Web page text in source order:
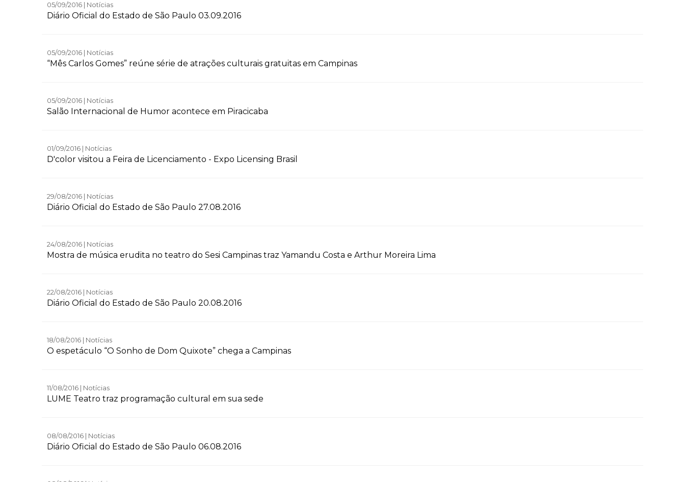
05/09/2016 | Notícias
Diário Oficial do Estado de São Paulo 03.09.2016
05/09/2016 | Notícias
“Mês Carlos Gomes” reúne série de atrações culturais gratuitas em Campinas
05/09/2016 | Notícias
Salão Internacional de Humor acontece em Piracicaba
01/09/2016 | Notícias
D'color visitou a Feira de Licenciamento - Expo Licensing Brasil
29/08/2016 | Notícias
Diário Oficial do Estado de São Paulo 27.08.2016
24/08/2016 | Notícias
Mostra de música erudita no teatro do Sesi Campinas traz Yamandu Costa e Arthur Moreira Lima
22/08/2016 | Notícias
Diário Oficial do Estado de São Paulo 20.08.2016
18/08/2016 | Notícias
O espetáculo “O Sonho de Dom Quixote” chega a Campinas
11/08/2016 | Notícias
LUME Teatro traz programação cultural em sua sede
08/08/2016 | Notícias
Diário Oficial do Estado de São Paulo 06.08.2016